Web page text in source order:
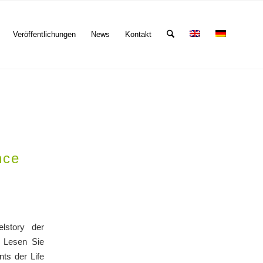
Veröffentlichungen News Kontakt
der
Lesen Sie
der Life